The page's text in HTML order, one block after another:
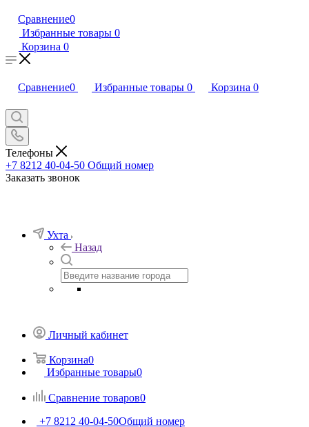
Сравнение0
Избранные товары 0
Корзина 0
Сравнение0 Избранные товары 0 Корзина 0
Телефоны
+7 8212 40-04-50 Общий номер
Заказать звонок
Ухта
Назад
Личный кабинет
Корзина0
Избранные товары0
Сравнение товаров0
+7 8212 40-04-50Общий номер